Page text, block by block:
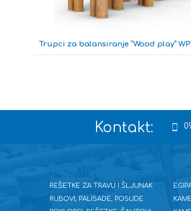
Trupci za balansiranje “Wood play”
Kontakt:
REŠETKE ZA TRAVU I ŠLJUNAK
RUBOVI, PALISADE, POSUDE